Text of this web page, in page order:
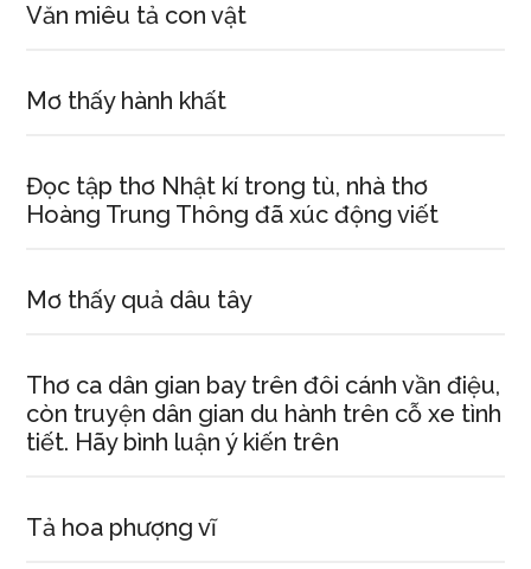
Văn miêu tả con vật
Mơ thấy hành khất
Đọc tập thơ Nhật kí trong tù, nhà thơ
Hoàng Trung Thông đã xúc động viết
Mơ thấy quả dâu tây
Thơ ca dân gian bay trên đôi cánh vần điệu,
còn truyện dân gian du hành trên cỗ xe tình
tiết. Hãy bình luận ý kiến trên
Tả hoa phượng vĩ